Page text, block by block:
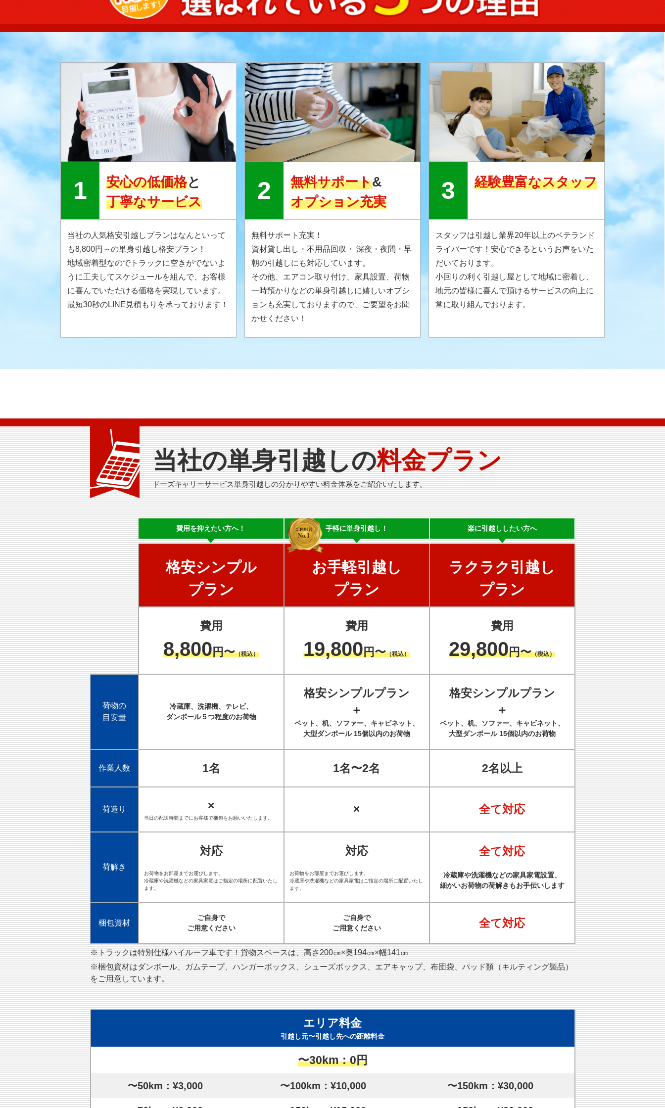
安心の低価格と
丁寧なサービス
当社の人気格安引越しプランはなんといって
も8,800円～の単身引越し格安プラン！
地域密着型なのでトラックに空きがでないよ
うに工夫してスケジュールを組んで、お客様
に喜んでいただける価格を実現しています。
最短30秒のLINE見積もりを承っております！
無料サポート&
オプション充実
無料サポート充実！
資材貸し出し・不用品回収・ 深夜・夜間・早
朝の引越しにも対応しています。
その他、エアコン取り付け、家具設置、荷物
一時預かりなどの単身引越しに嬉しいオプシ
ョンも充実しておりますので、ご要望をお聞
かせください！
経験豊富なスタッフ
スタッフは引越し業界20年以上のベテランド
ライバーです！安心できるというお声をいた
だいております。
小回りの利く引越し屋として地域に密着し、
地元の皆様に喜んで頂けるサービスの向上に
常に取り組んでおります。
当社の単身引越しの料金プラン
ドーズキャリーサービス単身引越しの分かりやすい料金体系をご紹介いたします。
費用を抑えたい方へ！ 手軽に単身引越し！ 楽に引越ししたい方へ
格安シンプル
プラン
お手軽引越し
プラン
ラクラク 引越し
プラン
費用
8,800円〜（税込）
費用
19,800円〜（税込）
費用
29,800円〜（税込）
荷物の
目安量
冷蔵庫、洗濯機、テレビ、
ダンボール５つ程度のお荷物
格安シンプルプラン
＋
ベット、机、ソファー、キャビネット、
大型ダンボール 15個以内のお荷物
格安シンプルプラン
＋
ベット、机、ソファー、キャビネット、
大型ダンボール 15個以内のお荷物
作業人数 1名 1名〜2名 2名以上
荷造り ×
当日の配送時間までにお客様で梱包をお願いいたします。
× 全て対応
荷解き
対応
お荷物をお部屋までお運びします。
冷蔵庫や洗濯機などの家具家電はご指定の場所に配置いたし
ます。
対応
お荷物をお部屋までお運びします。
冷蔵庫や洗濯機などの家具家電はご指定の場所に配置いたし
ます。
全て対応
冷蔵庫や洗濯機などの家具家電設置、
細かいお荷物の荷解きもお手伝いします
梱包資材
ご自身で
ご用意ください
ご自身で
ご用意ください
全て対応
※トラックは特別仕様ハイルーフ車です！貨物スペースは、高さ200㎝×奥194㎝×幅141㎝
※梱包資材はダンボール、ガムテープ、ハンガーボックス、シューズボックス、エアキャップ、布団袋、パッド類（キルティング製品）
をご用意しています。
エリア料金
引越し元〜引越し先への距離料金
〜30km：0円
〜50km：¥3,000 〜100km：¥10,000 〜150km：¥30,000